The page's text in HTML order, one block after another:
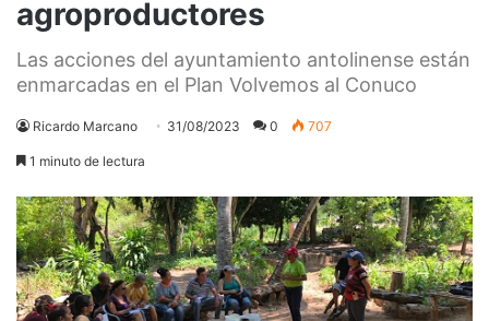
agroproductores
Las acciones del ayuntamiento antolinense están
enmarcadas en el Plan Volvemos al Conuco
Ricardo Marcano 31/08/2023 0 707
1 minuto de lectura